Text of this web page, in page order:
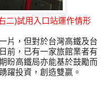
二)試用入口站運作情形
片，但對於台灣高鐵及台
前，已有一家旅館業者有
盼高鐵局亦能基於鼓勵而
躍投資，創造雙嬴。